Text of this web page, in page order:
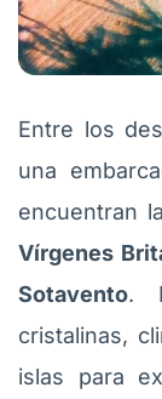
Entre los
una
encuentran
Vírgenes
Sotavento.
cristalinas,
islas para